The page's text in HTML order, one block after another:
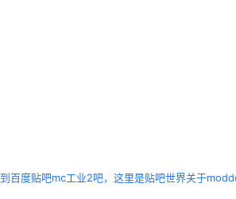
百度贴吧mc工业2吧，这里是贴吧世界关于